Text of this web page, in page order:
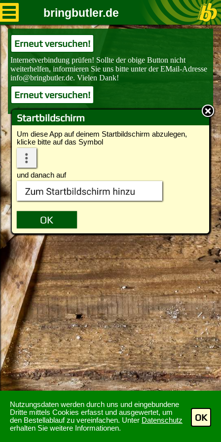
Nutzungsdaten werden durch uns und eingebundene
Dritte mittels Cookies erfasst und ausgewertet, um
den Bestellablauf zu vereinfachen. Unter Datenschutz
erhalten Sie weitere Informationen.
OK
Startbildschirm
Um diese App auf deinem Startbildschirm abzulegen,
klicke bitte auf das Symbol
und danach auf
bringbutler.de
Erneut versuchen!
Erneut versuchen!